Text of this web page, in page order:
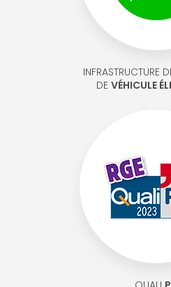
INFRASTRUCTURE
DE VÉHICULE